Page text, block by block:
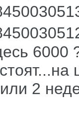
6000
2